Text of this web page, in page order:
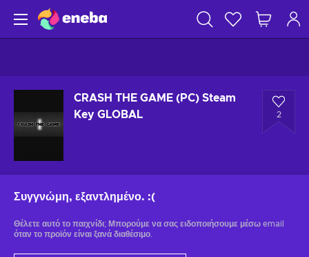
CRASH THE GAME (PC) Steam
Key GLOBAL
2
Συγγνώμη, εξαντλημένο. :(
Θέλετε αυτό το παιχνίδι; Μπορούμε να σας ειδοποιήσουμε μέσω email
όταν το προϊόν είναι ξανά διαθέσιμο.